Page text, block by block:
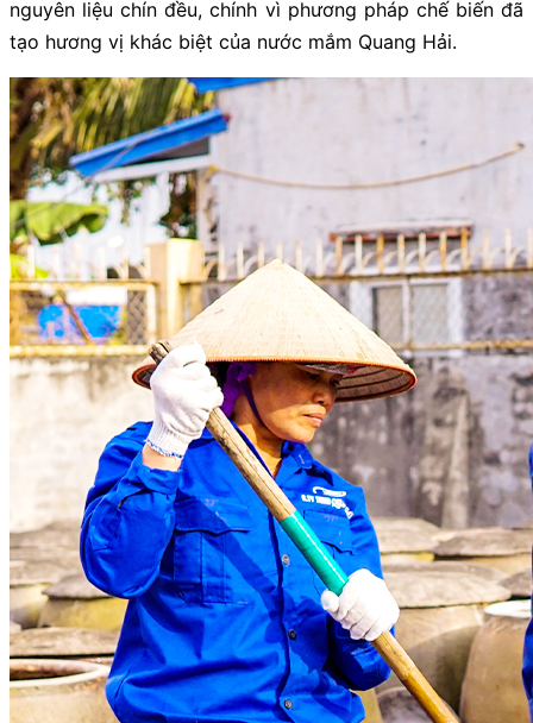
nguyên liệu chín đều, chính vì phương pháp chế biến đã
tạo hương vị khác biệt của nước mắm Quang Hải.